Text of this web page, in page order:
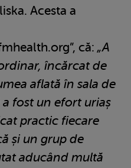
Acesta a
că: „A
încărcat de
aflată în sala de
fost un efort uriaș
practic fiecare
și un grup de
aducând multă